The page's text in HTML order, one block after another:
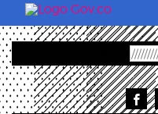
Skip to main content